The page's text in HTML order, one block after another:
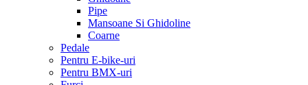
Pipe
Mansoane Si Ghidoline
Coarne
Pedale
Pentru E-bike-uri
Pentru BMX-uri